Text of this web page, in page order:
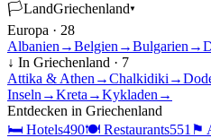
🏳LandGriechenland▾
Europa · 28
Albanien →Belgien →Bulgarien →
↓ In Griechenland · 7
Attika & Athen →Chalkidiki →
Inseln →Kreta →Kykladen →
Entdecken in Griechenland
🛏 Hotels490🍽 Restaurants551 ⚑